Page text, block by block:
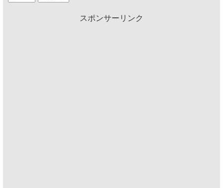
スポンサーリンク